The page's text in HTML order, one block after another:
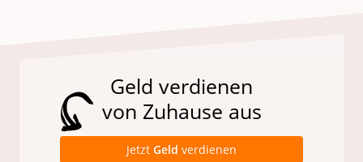
Geld verdienen
von Zuhause aus
Jetzt Geld verdienen